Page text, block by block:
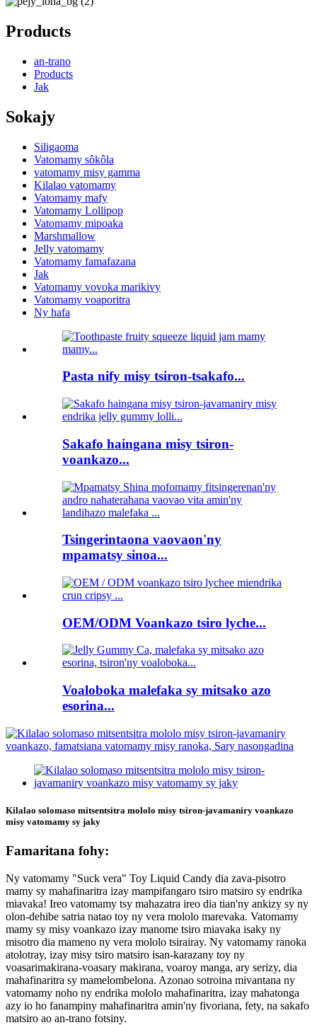
Products
an-trano
Products
Jak
Sokajy
Siligaoma
Vatomamy sôkôla
vatomamy misy gamma
Kilalao vatomamy
Vatomamy mafy
Vatomamy Lollipop
Vatomamy mipoaka
Marshmallow
Jelly vatomamy
Vatomamy famafazana
Jak
Vatomamy vovoka marikivy
Vatomamy voaporitra
Ny hafa
Pasta nify misy tsiron-tsakafo...
Sakafo haingana misy tsiron-
voankazo...
Tsingerintaona vaovaon'ny
mpamatsy sinoa...
OEM/ODM Voankazo tsiro lyche...
Voaloboka malefaka sy mitsako azo
esorina...
Kilalao solomaso mitsentsitra mololo misy tsiron-javamaniry voankazo
misy vatomamy sy jaky
Famaritana fohy:
Ny vatomamy "Suck vera" Toy Liquid Candy dia zava-pisotro
mamy sy mahafinaritra izay mampifangaro tsiro matsiro sy endrika
miavaka! Ireo vatomamy tsy mahazatra ireo dia tian'ny ankizy sy ny
olon-dehibe satria natao toy ny vera mololo marevaka. Vatomamy
mamy sy misy voankazo izay manome tsiro miavaka isaky ny
misotro dia mameno ny vera mololo tsirairay. Ny vatomamy ranoka
atolotray, izay misy tsiro matsiro isan-karazany toy ny
voasarimakirana-voasary makirana, voaroy manga, ary serizy, dia
mahafinaritra sy mamelombelona. Azonao sotroina mivantana ny
vatomamy noho ny endrika mololo mahafinaritra, izay mahatonga
azy io ho fanampiny mahafinaritra amin'ny fivoriana, fety, na sakafo
matsiro ao an-trano fotsiny.